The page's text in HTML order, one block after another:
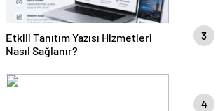
Etkili Tanıtım Yazısı Hizmetleri
Nasıl Sağlanır?
3
4